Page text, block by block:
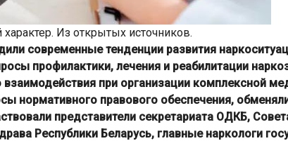
Из открытых источников.
современные тенденции развития
профилактики, лечения и реабилитации
при организации комплексной
нормативного правового обеспечения,
представители секретариата ОДКБ,
Республики Беларусь, главные наркологи